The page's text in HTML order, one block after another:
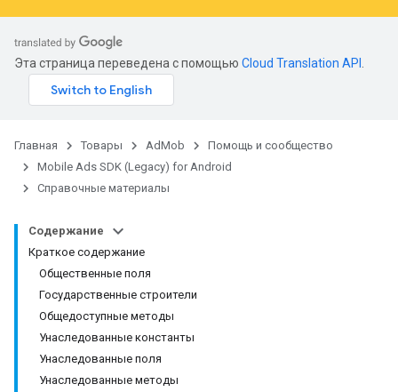
Эта страница переведена с помощью Cloud Translation API
Главная Товары AdMob
Помощь и сообщество
Mobile Ads SDK (Legacy) for Android
Справочные материалы
Содержание
Краткое содержание
Общественные поля
Государственные строители
Общедоступные методы
Унаследованные константы
Унаследованные поля
Унаследованные методы